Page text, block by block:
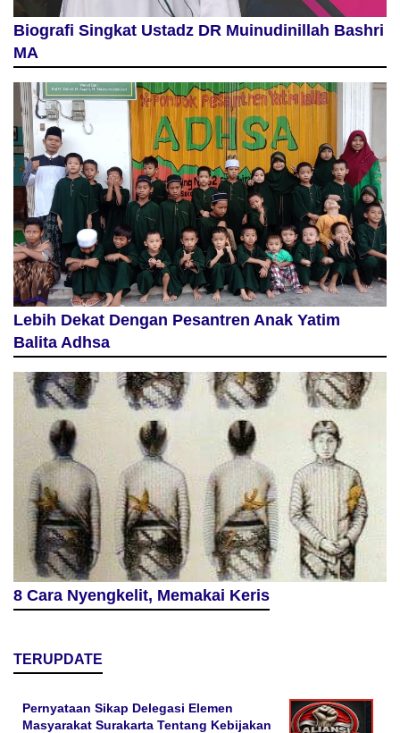
Biografi Singkat Ustadz DR Muinudinillah Bashri
MA
Lebih Dekat Dengan Pesantren Anak Yatim
Balita Adhsa
8 Cara Nyengkelit, Memakai Keris
TERUPDATE
Pernyataan Sikap Delegasi Elemen
Masyarakat Surakarta Tentang Kebijakan